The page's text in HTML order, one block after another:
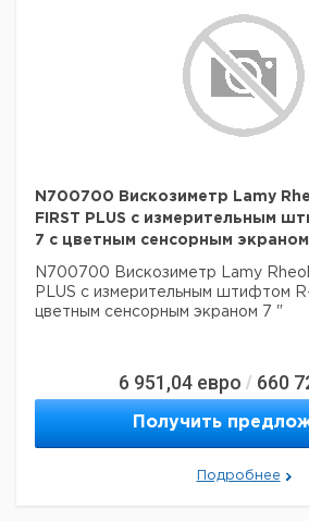
N700700 Вискозиметр Lamy
FIRST PLUS с измерительным
7 с цветным сенсорным
N700700 Вискозиметр Lamy
PLUS с измерительным штифтом
цветным сенсорным экраном 7 "
6 951,04 евро / 660
Получить
Подробнее